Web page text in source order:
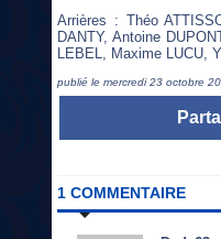
Arrières : Théo
DANTY, Antoine
LEBEL, Maxime LUCU,
publié le mercredi 23 octobre
1 COMMENTAIRE